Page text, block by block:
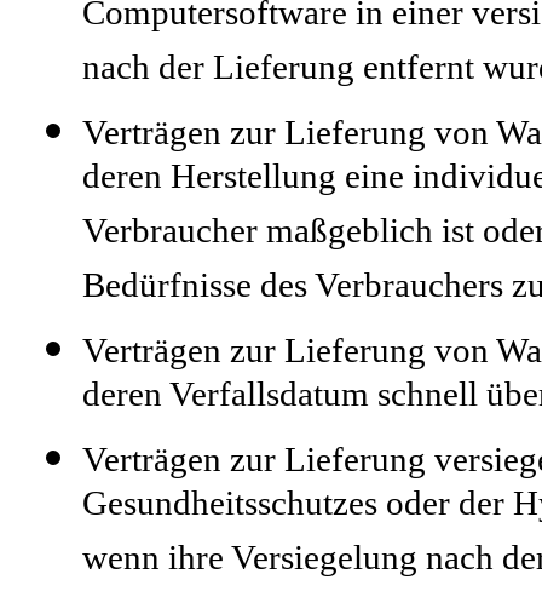
Computersoftware in einer
nach der Lieferung entfernt
Verträgen zur Lieferung von
deren Herstellung eine
Verbraucher maßgeblich ist
Bedürfnisse des Verbrauchers
Verträgen zur Lieferung von
deren Verfallsdatum schnell
Verträgen zur Lieferung
Gesundheitsschutzes oder der
wenn ihre Versiegelung nach